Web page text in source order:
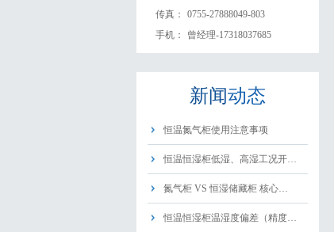
传真：
0755-27888049-803
手机：
曾经理-17318037685
新闻动态
恒温氮气柜使用注意事项
恒温恒湿柜低湿、高湿工况开…
氮气柜 VS 恒湿储藏柜 核心…
恒温恒湿柜温湿度偏差（精度…